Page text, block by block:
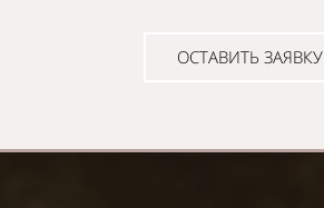
ОСТАВИТЬ ЗАЯВКУ